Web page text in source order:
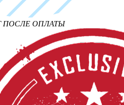
ПОСЛЕ ОПЛАТЫ